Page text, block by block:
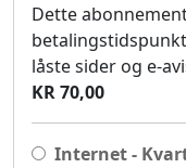
Dette
låste sider og e-
KR 70,00
Internet -